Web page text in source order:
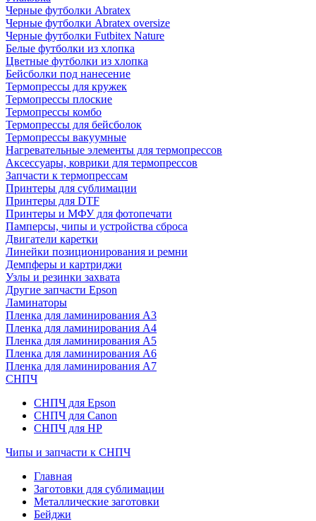
Черные футболки Abratex
Черные футболки Abratex oversize
Черные футболки Futbitex Nature
Белые футболки из хлопка
Цветные футболки из хлопка
Бейсболки под нанесение
Термопрессы для кружек
Термопрессы плоские
Термопрессы комбо
Термопрессы для бейсболок
Термопрессы вакуумные
Нагревательные элементы для термопрессов
Аксессуары, коврики для термопрессов
Запчасти к термопрессам
Принтеры для сублимации
Принтеры для DTF
Принтеры и МФУ для фотопечати
Памперсы, чипы и устройства сброса
Двигатели каретки
Линейки позиционирования и ремни
Демпферы и картриджи
Узлы и резинки захвата
Другие запчасти Epson
Ламинаторы
Пленка для ламинирования А3
Пленка для ламинирования А4
Пленка для ламинирования А5
Пленка для ламинирования А6
Пленка для ламинирования А7
СНПЧ
СНПЧ для Epson
СНПЧ для Canon
СНПЧ для HP
Чипы и запчасти к СНПЧ
Главная
Заготовки для сублимации
Металлические заготовки
Бейджи